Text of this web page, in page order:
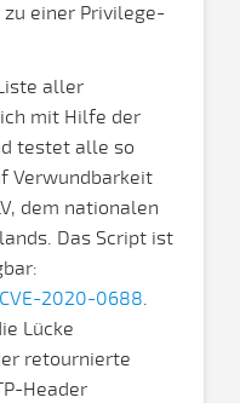
einer Privilege-
aller
mit Hilfe der
testet alle so
Verwundbarkeit
dem nationalen
Das Script ist
2020-0688.
Lücke
retournierte
Header